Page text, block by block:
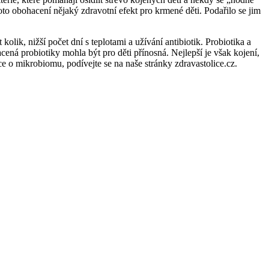
obohacení nějaký zdravotní efekt pro krmené děti. Podařilo se jim
nižší počet dní s teplotami a užívání antibiotik. Probiotika a
probiotiky mohla být pro děti přínosná. Nejlepší je však kojení,
mikrobiomu, podívejte se na naše stránky zdravastolice.cz.